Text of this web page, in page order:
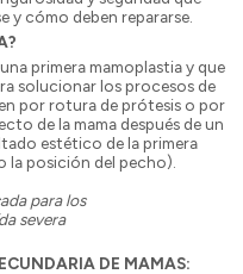
y cómo deben repararse.
primera mamoplastia y que
solucionar los procesos de
por rotura de prótesis o por
de la mama después de un
estético de la primera
la posición del pecho).
para los
severa
DE MAMAS: